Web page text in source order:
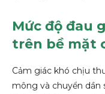
Mức độ đau
trên bề mặt
Cảm giác khó chịu
mông và chuyển